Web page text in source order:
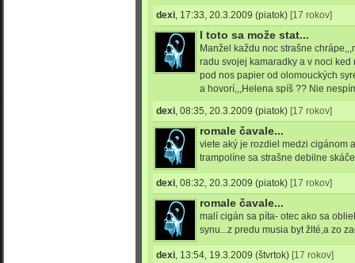
dexi, 17:33, 20.3.2009 (piatok) [17 rokov]
I toto sa može stat...
Manžel každu noc strašne
radu svojej kamaradky a v noci
pod nos papier od olomouckých
a hovorí,,,Helena spíš ?? Nie
dexi, 08:35, 20.3.2009 (piatok) [17 rokov]
romale čavale...
viete aký je rozdiel medzi cigánom
trampolíne sa strašne debilne
dexi, 08:32, 20.3.2009 (piatok) [17 rokov]
romale čavale...
malí cigán sa píta- otec ako sa
synu...z predu musia byt žlté,a zo
dexi, 13:54, 19.3.2009 (štvrtok) [17 rokov]